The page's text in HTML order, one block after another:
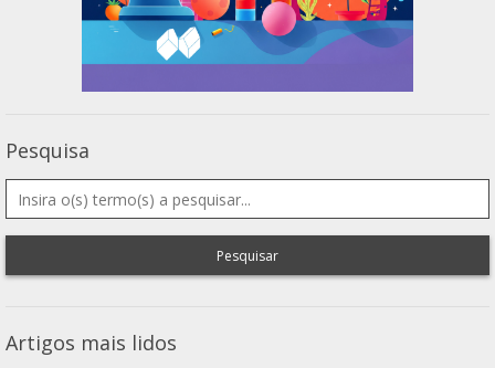
Pesquisa
Pesquisar
Artigos mais lidos